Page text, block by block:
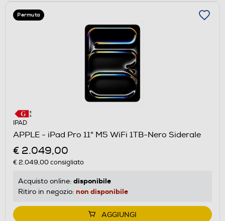
Permuta
IPAD
APPLE - iPad Pro 11" M5 WiFi 1TB-Nero Siderale
€ 2.049,00
€ 2.049,00consigliato
Acquisto online: disponibile
Ritiro in negozio: non disponibile
AGGIUNGI